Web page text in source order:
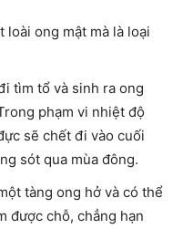
loài ong mật mà là loại
tìm tổ và sinh ra ong
phạm vi nhiệt độ
sẽ chết đi vào cuối
sót qua mùa đông.
tàng ong hở và có thể
được chỗ, chẳng hạn